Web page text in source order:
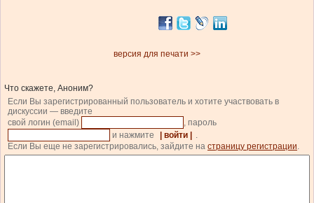
версия для печати >>
Что скажете, Аноним?
Если Вы зарегистрированный пользователь и хотите участвовать в
дискуссии — введите
свой логин (email)
, пароль
и нажмите
| войти |
.
Если Вы еще не зарегистрировались, зайдите на страницу регистрации.